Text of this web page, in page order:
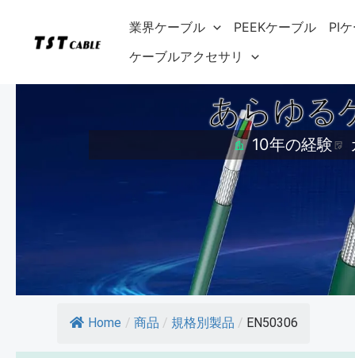
業界ケーブル PEEKケーブル PI
ケーブルアクセサリ
あらゆる
10年の経験
Home / 商品 / 規格別製品 / EN50306